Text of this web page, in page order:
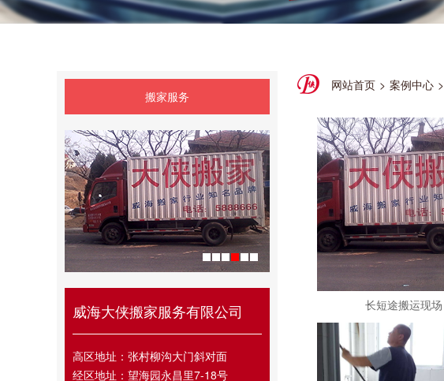
搬家服务
威海大侠搬家服务有限公司
高区地址：张村柳沟大门斜对面
经区地址：望海园永昌里7-18号
网站首页 > 案例中心 >
长短途搬运现场